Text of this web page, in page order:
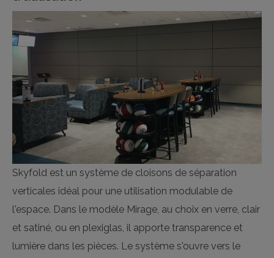
Skyfold est un système de cloisons de séparation
verticales idéal pour une utilisation modulable de
l'espace. Dans le modèle Mirage, au choix en verre, clair
et satiné, ou en plexiglas, il apporte transparence et
lumière dans les pièces. Le système s'ouvre vers le